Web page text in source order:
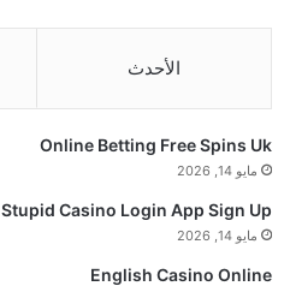
الأحدث
Online Betting Free Spins Uk
مايو 14, 2026
Stupid Casino Login App Sign Up
مايو 14, 2026
English Casino Online